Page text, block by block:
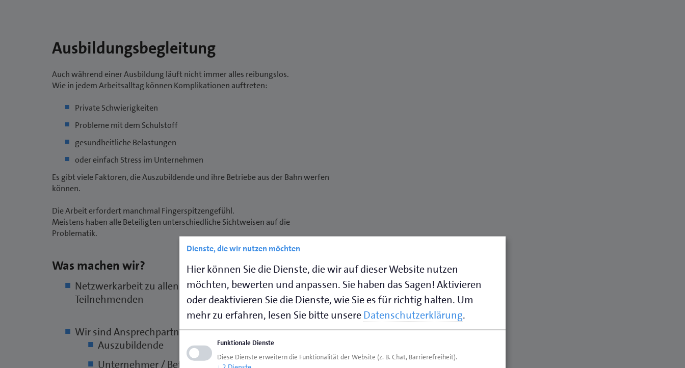
Ausbildungsbegleitung
Auch während einer Ausbildung läuft nicht immer alles reibungslos.
Wie in jedem Arbeitsalltag können Komplikationen auftreten:
Private Schwierigkeiten
Probleme mit dem Schulstoff
gesundheitliche Belastungen
oder einfach Stress im Unternehmen
Es gibt viele Faktoren, die Auszubildende und ihre Betriebe aus der Bahn werfen
können.
Die Arbeit erfordert manchmal Fingerspitzengefühl.
Meistens haben alle Beteiligten unterschiedliche Sichtweisen auf die
Problematik.
Was machen wir?
Netzwerkarbeit zu allen ausbildungsrelevanten
Teilnehmenden
Wir sind Ansprechpartner für:
Auszubildende
Unternehmer / Betriebe
Dienste, die wir nutzen möchten
Hier können Sie die Dienste, die wir auf dieser Website nutzen
möchten, bewerten und anpassen. Sie haben das Sagen! Aktivieren
oder deaktivieren Sie die Dienste, wie Sie es für richtig halten. Um
mehr zu erfahren, lesen Sie bitte unsereDatenschutzerklärung.
Funktionale Dienste
Diese Dienste erweitern die Funktionalität der Website (z. B. Chat, Barrierefreiheit).